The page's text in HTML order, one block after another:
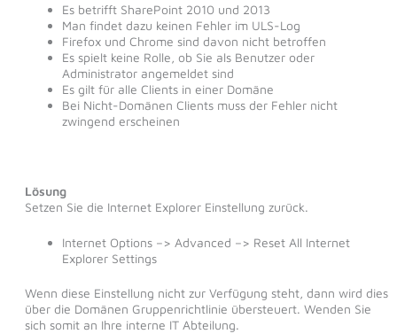
Es betrifft SharePoint 2010 und 2013
Man findet dazu keinen Fehler im ULS-Log
Firefox und Chrome sind davon nicht betroffen
Es spielt keine Rolle, ob Sie als Benutzer oder
Administrator angemeldet sind
Es gilt für alle Clients in einer Domäne
Bei Nicht-Domänen Clients muss der Fehler nicht
zwingend erscheinen
Lösung
Setzen Sie die Internet Explorer Einstellung zurück.
Internet Options –> Advanced –> Reset All Internet
Explorer Settings
Wenn diese Einstellung nicht zur Verfügung steht, dann wird dies
über die Domänen Gruppenrichtlinie übersteuert. Wenden Sie
sich somit an Ihre interne IT Abteilung.